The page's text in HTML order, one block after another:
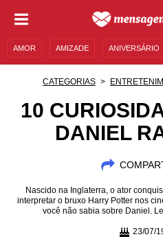
AMOR AMIZADE ANIVERSÁRIO
MENSAGENS E FRASES
CATEGORIAS
10
DANIEL
Nascido na Inglaterra, o ator
interpretar o bruxo Harry Potter nos
você não sabia sobre Daniel.
23/07/